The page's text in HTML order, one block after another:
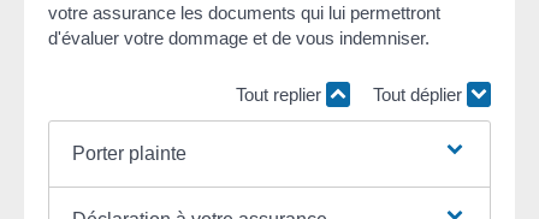
votre assurance les documents qui lui permettront
d'évaluer votre dommage et de vous indemniser.
Tout replier Tout déplier
Porter plainte